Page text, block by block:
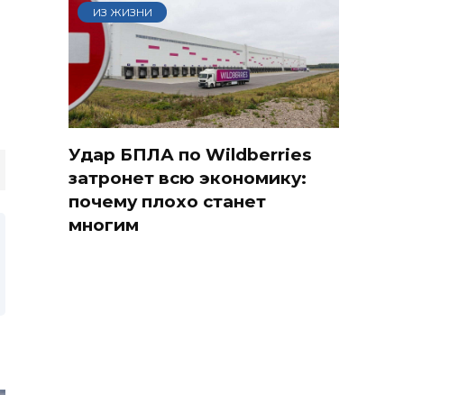
ИЗ ЖИЗНИ
Удар БПЛА по Wildberries
затронет всю экономику:
почему плохо станет
многим